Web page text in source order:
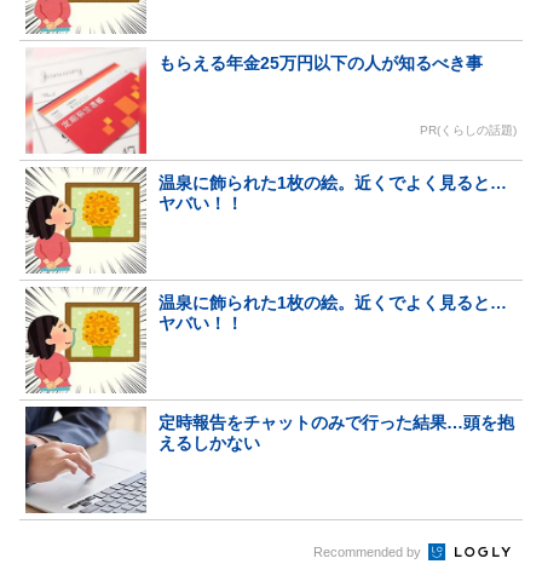
もらえる年金25万円以下の人が知るべき事
PR(くらしの話題)
温泉に飾られた1枚の絵。近くでよく見ると…
ヤバい！！
温泉に飾られた1枚の絵。近くでよく見ると…
ヤバい！！
定時報告をチャットのみで行った結果…頭を抱
えるしかない
Recommended by